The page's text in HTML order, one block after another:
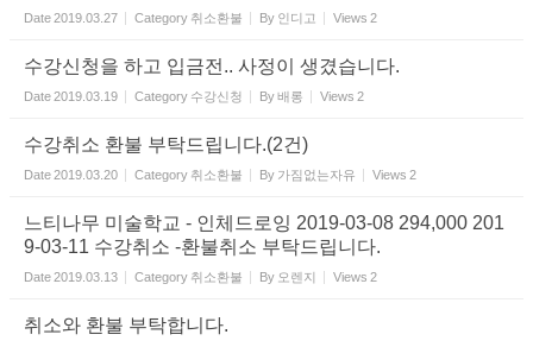
Date2019.03.27 Category 취소환불 By 인디고 Views 2
수강신청을 하고 입금전.. 사정이 생겼습니다.
Date2019.03.19 Category 수강신청 By배롱 Views 2
수강취소 환불 부탁드립니다.(2건)
Date2019.03.20 Category 취소환불 By 가짐없는자유 Views 2
느티나무 미술학교 - 인체드로잉 2019-03-08 294,000 201
9-03-11 수강취소 -환불취소 부탁드립니다.
Date2019.03.13 Category 취소환불 By 오렌지 Views 2
취소와 환불 부탁합니다.